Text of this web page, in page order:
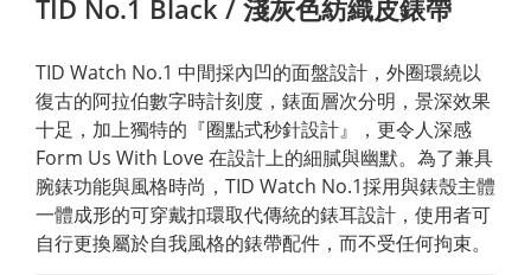
TID No.1 Black / 淺灰色紡織皮錶帶
TID Watch No.1 中間採內凹的面盤設計，外圈環繞以
復古的阿拉伯數字時計刻度，錶面層次分明，景深效果
十足，加上獨特的『圈點式秒針設計』，更令人深感
Form Us With Love 在設計上的細膩與幽默。為了兼具
腕錶功能與風格時尚，TID Watch No.1採用與錶殼主體
一體成形的可穿戴扣環取代傳統的錶耳設計，使用者可
自行更換屬於自我風格的錶帶配件，而不受任何拘束。